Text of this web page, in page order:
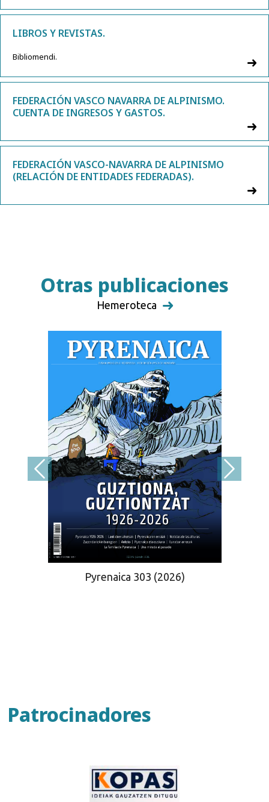
LIBROS Y REVISTAS.
Bibliomendi.
FEDERACIÓN VASCO NAVARRA DE ALPINISMO.
CUENTA DE INGRESOS Y GASTOS.
FEDERACIÓN VASCO-NAVARRA DE ALPINISMO
(RELACIÓN DE ENTIDADES FEDERADAS).
Otras publicaciones
Hemeroteca
Pyrenaica 303 (2026)
Patrocinadores